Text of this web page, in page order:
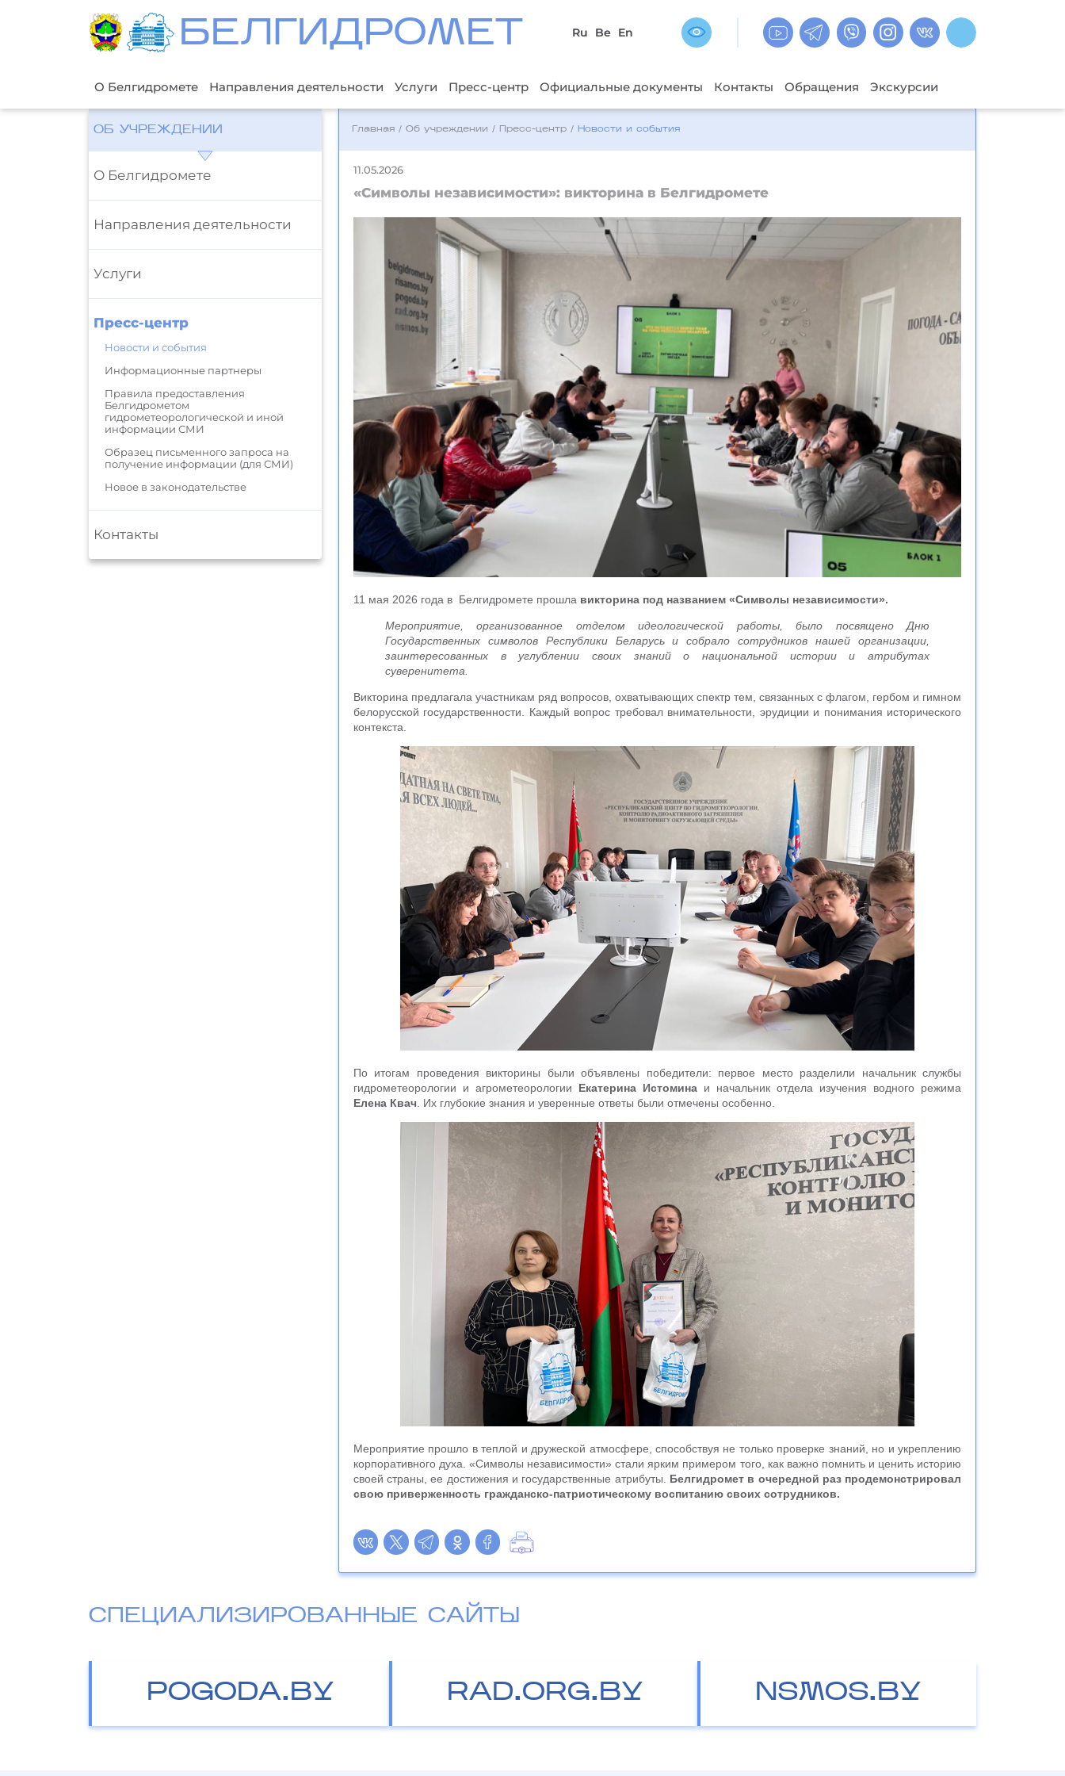
БЕЛГИДРОМЕТ Ru Be En
О Белгидромете Направления деятельности Услуги Пресс-центр Официальные документы Контакты Обращения Экскурсии
ОБ УЧРЕЖДЕНИИ
О Белгидромете
Направления деятельности
Услуги
Пресс-центр
Новости и события
Информационные партнеры
Правила предоставления
Белгидрометом
гидрометеорологической и иной
информации СМИ
Образец письменного запроса на
получение информации (для СМИ)
Новое в законодательстве
Контакты
Главная /Об учреждении / Пресс-центр / Новости и события
11.05.2026
«Символы независимости»: викторина в Белгидромете
11 мая 2026 года в Белгидромете прошла викторина под названием «Символы независимости».
Мероприятие, организованное отделом идеологической работы, было посвящено Дню
Государственных символов Республики Беларусь и собрало сотрудников нашей организации,
заинтересованных в углублении своих знаний о национальной истории и атрибутах
суверенитета.
Викторина предлагала участникам ряд вопросов, охватывающих спектр тем, связанных с флагом, гербом и гимном
белорусской государственности. Каждый вопрос требовал внимательности, эрудиции и понимания исторического
контекста.
По итогам проведения викторины были объявлены победители: первое место разделили начальник службы
гидрометеорологии и агрометеорологии Екатерина Истоминаи начальник отдела изучения водного режима
Елена Квач. Их глубокие знания и уверенные ответы были отмечены особенно.
Мероприятие прошло в теплой и дружеской атмосфере, способствуя не только проверке знаний, но и укреплению
корпоративного духа. «Символы независимости» стали ярким примером того, как важно помнить и ценить историю
своей страны, ее достижения и государственные атрибуты. Белгидромет в очередной раз продемонстрировал
свою приверженность гражданско-патриотическому воспитанию своих сотрудников.
СПЕЦИАЛИЗИРОВАННЫЕ САЙТЫ
POGODA.BY RAD.ORG.BY NSMOS.BY